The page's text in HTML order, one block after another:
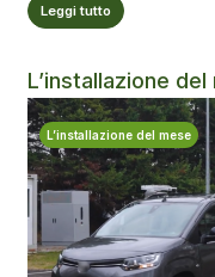
Leggi tutto
L’installazione del
L’installazione del mese